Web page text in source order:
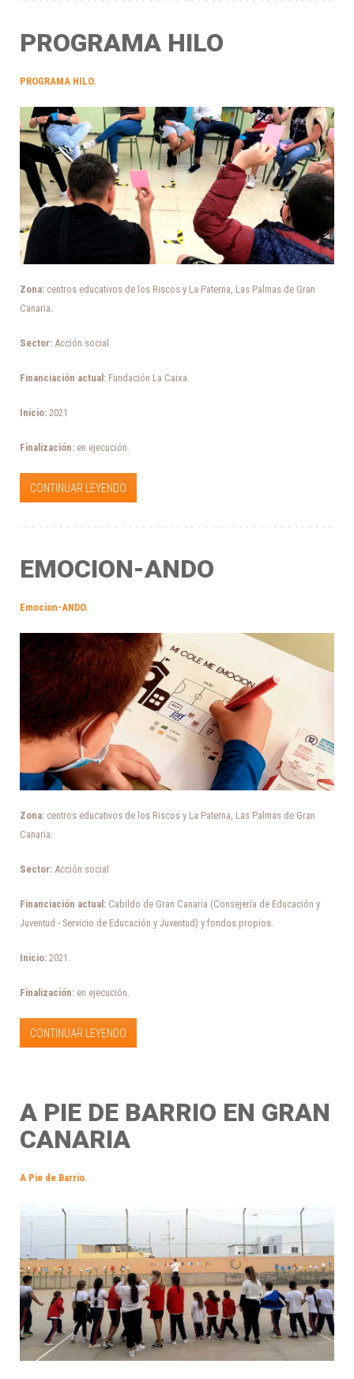
PROGRAMA HILO
PROGRAMA HILO.
Zona: centros educativos de los Riscos y La Paterna, Las Palmas de Gran
Canaria.
Sector: Acción social
Financiación actual: Fundación La Caixa.
Inicio: 2021
Finalización: en ejecución.
CONTINUAR LEYENDO
EMOCION-ANDO
Emocion-ANDO.
Zona: centros educativos de los Riscos y La Paterna, Las Palmas de Gran
Canaria.
Sector: Acción social
Financiación actual: Cabildo de Gran Canaria (Consejería de Educación y
Juventud - Servicio de Educación y Juventud) y fondos propios.
Inicio: 2021.
Finalización: en ejecución.
CONTINUAR LEYENDO
A PIE DE BARRIO EN GRAN
CANARIA
A Pie de Barrio.